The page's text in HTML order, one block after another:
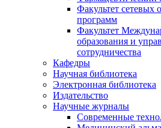
Факультет сетевых
программ
Факультет
образования и
сотрудничества
Кафедры
Научная библиотека
Электронная библиотека
Издательство
Научные журналы
Современные